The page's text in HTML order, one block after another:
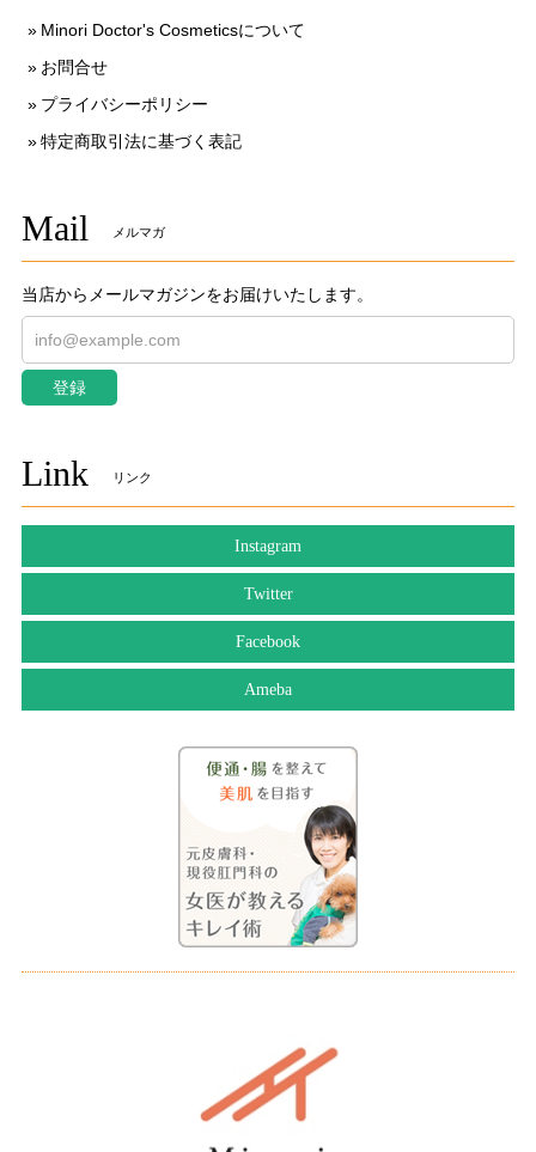
Minori Doctor's Cosmeticsについて
お問合せ
プライバシーポリシー
特定商取引法に基づく表記
Mail メルマガ
当店からメールマガジンをお届けいたします。
登録
Link リンク
Instagram
Twitter
Facebook
Ameba